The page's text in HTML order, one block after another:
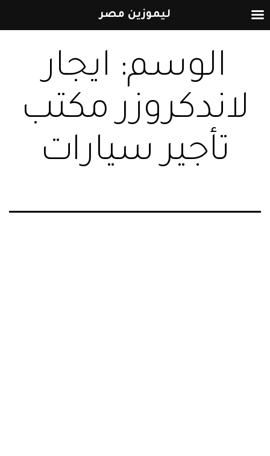
إلى
المحتوىالوسم: ايجار
لاندكروزر مكتب
تأجير سيارات
ليموزين مصر